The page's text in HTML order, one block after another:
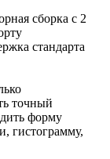
сборка с 2
стандарта
точный
форму
гистограмму,